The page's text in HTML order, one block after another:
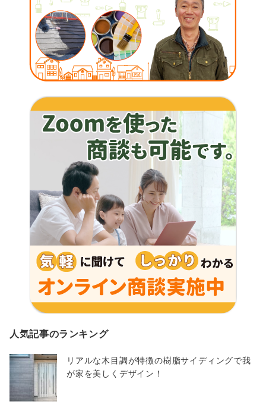
人気記事のランキング
リアルな木目調が特徴の樹脂サイディングで我
が家を美しくデザイン！